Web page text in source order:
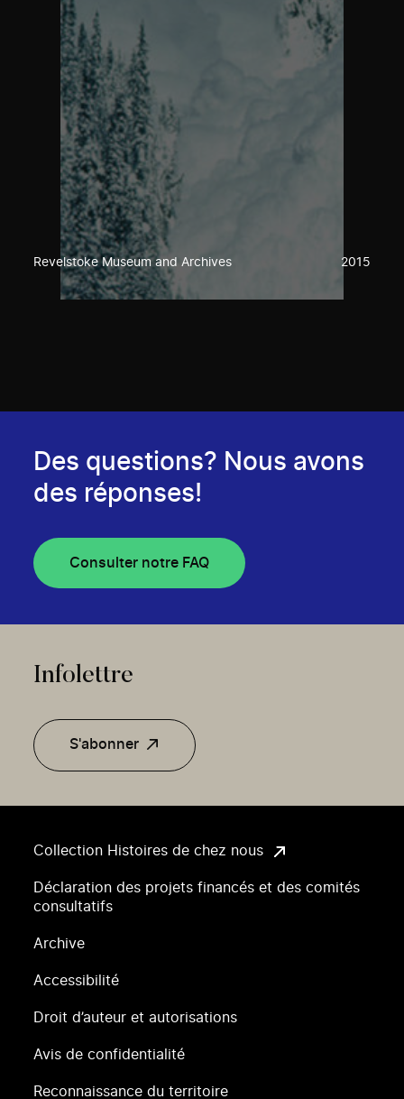
Revelstoke Museum and Archives 2015
Collection Histoires de chez nous
Déclaration des projets financés et des comités
consultatifs
Archive
Accessibilité
Droit d’auteur et autorisations
Avis de confidentialité
Reconnaissance du territoire
Des questions? Nous avons
des réponses!
Consulter notre FAQ
Infolettre
S'abonner